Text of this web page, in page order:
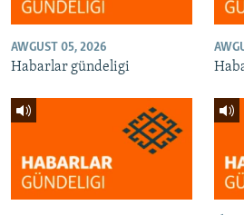
AWGUST 05, 2026
Habarlar gündeligi